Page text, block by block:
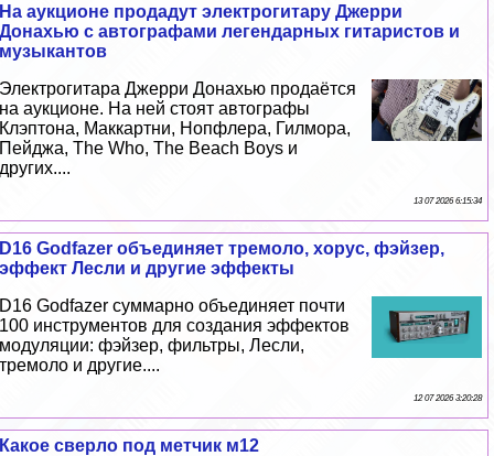
На аукционе продадут электрогитару Джерри
Донахью с автографами легендарных гитаристов и
музыкантов
Электрогитара Джерри Донахью продаётся
на аукционе. На ней стоят автографы
Клэптона, Маккартни, Нопфлера, Гилмора,
Пейджа, The Who, The Beach Boys и
других....
13 07 2026 6:15:34
D16 Godfazer объединяет тремоло, хорус, фэйзер,
эффект Лесли и другие эффекты
D16 Godfazer суммарно объединяет почти
100 инструментов для создания эффектов
модуляции: фэйзер, фильтры, Лесли,
тремоло и другие....
12 07 2026 3:20:28
Какое сверло под метчик м12